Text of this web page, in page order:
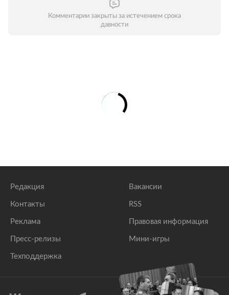
Комментарии закрыты за истечением срока
давности
Редакция
Контакты
Реклама
Пресс-релизы
Техподдержка
Вакансии
RSS
Правовая информация
Мини-игры